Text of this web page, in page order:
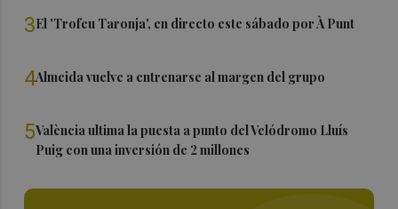
3El 'Trofeu Taronja', en directo este sábado por À Punt
4Almeida vuelve a entrenarse al margen del grupo
5València ultima la puesta a punto del Velódromo Lluís
Puig con una inversión de 2 millones